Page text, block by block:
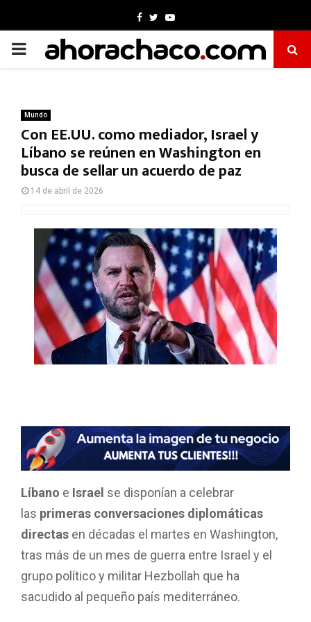
Facebook
TwitterYoutube
PRIMARY
Mundo
Con EE.UU. como mediador, Israel y
Líbano se reúnen en Washington en
busca de sellar un acuerdo de paz
14 de abril de 2026
Líbano e Israel se disponían a celebrar
las primeras conversaciones diplomáticas
directas en décadas el martes en Washington,
tras más de un mes de guerra entre Israel y el
grupo político y militar Hezbollah que ha
sacudido al pequeño país mediterráneo.